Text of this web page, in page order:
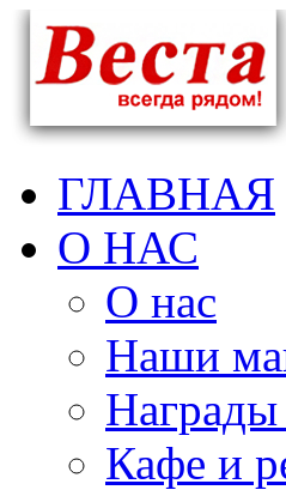
ГЛАВНАЯ
О НАС
О нас
Наши
Кафе и